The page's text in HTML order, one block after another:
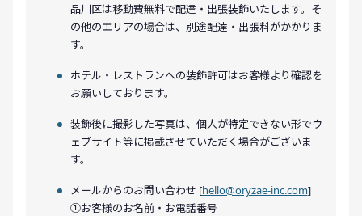
品川区は移動費無料で配達・出張装飾いたします。そ
の他のエリアの場合は、別途配達・出張料がかかりま
す。
ホテル・レストランへの装飾許可はお客様より確認を
お願いしております。
装飾後に撮影した写真は、個人が特定できない形でウ
ェブサイト等に掲載させていただく場合がございま
す。
メールからのお問い合わせ [hello@oryzae-inc.com]
①お客様のお名前・お電話番号